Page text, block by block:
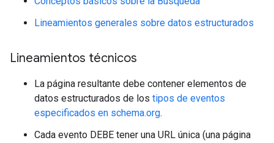
Lineamientos generales sobre datos estructurados
Lineamientos técnicos
La página resultante debe contener elementos de
datos estructurados de los tipos de eventos
especificados en schema.org.
Cada evento DEBE tener una URL única (una página